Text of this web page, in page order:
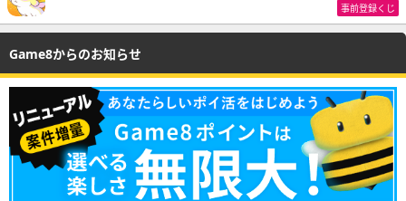
事前登録くじ
Game8からのお知らせ